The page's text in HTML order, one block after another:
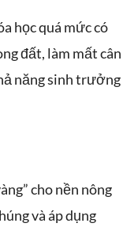
học quá mức có
đất, làm mất cân
năng sinh trưởng
cho nền nông
và áp dụng